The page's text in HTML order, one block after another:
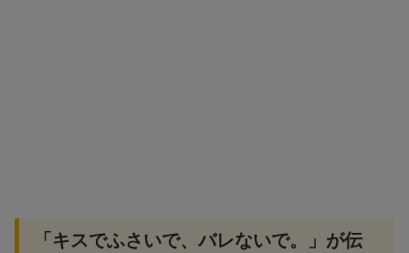
「キスでふさいで、バレないで。」が伝